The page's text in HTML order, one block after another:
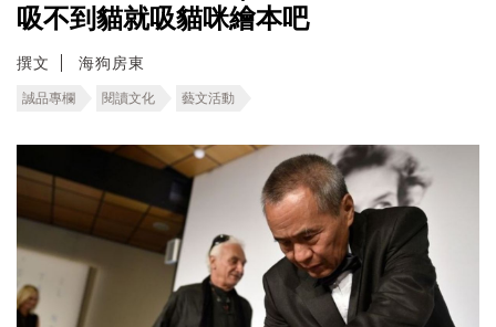
吸不到貓就吸貓咪繪本吧
撰文 海狗房東
誠品專欄 閱讀文化 藝文活動